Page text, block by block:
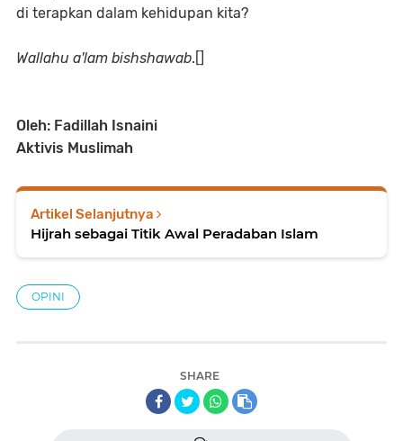
di terapkan dalam kehidupan kita?
Wallahu a'lam bishshawab.[]
Oleh: Fadillah Isnaini
Aktivis Muslimah
Artikel Selanjutnya
Hijrah sebagai Titik Awal Peradaban Islam
OPINI
SHARE